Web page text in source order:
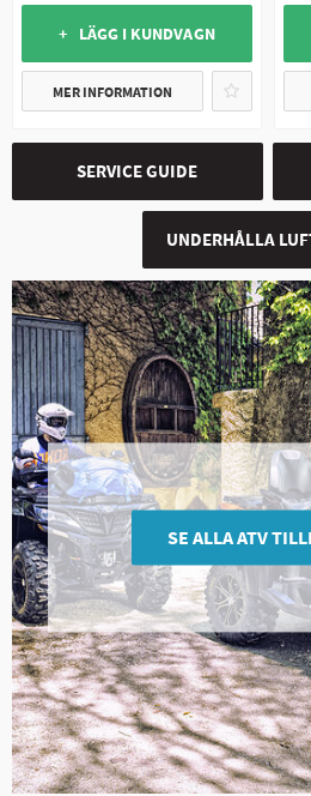
+ LÄGG I KUNDVAGN
MER INFORMATION
SERVICE GUIDE
UNDERHÅLLA
SE ALLA ATV